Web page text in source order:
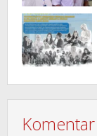
Komentar